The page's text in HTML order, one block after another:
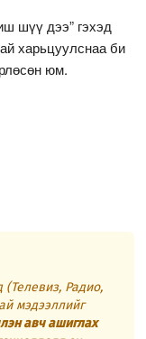
шүү дээ” гэхэд
харьцуулснаа би
юм.
(Телевиз, Радио,
мэдээллийг
авч ашиглах